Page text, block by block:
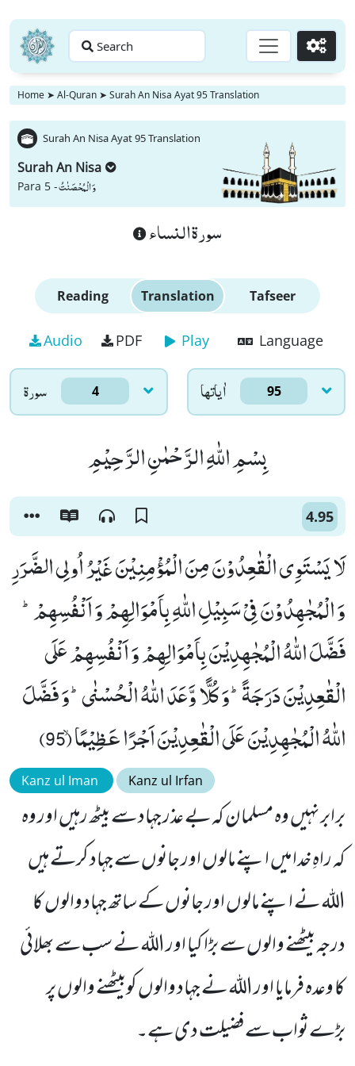
Search Go
Home ➤ Al-Quran ➤ Surah An Nisa Ayat 95 Translation
Surah An Nisa Ayat 95 Translation
Surah An Nisa
Para 5 -وَ الْمُحْصَنٰتُ
سورة النساء
Reading Translation Tafseer
Audio PDF Play Language
سورۃ 4 اٰياتها 95
بِسْمِ اللّٰهِ الرَّحْمٰنِ الرَّحِیْمِ
4.95
لَا یَسْتَوِی الْقٰعِدُوْنَ مِنَ الْمُؤْمِنِیْنَ غَیْرُ اُولِی الضَّرَرِ
وَ الْمُجٰهِدُوْنَ فِیْ سَبِیْلِ اللّٰهِ بِاَمْوَالِهِمْ وَ اَنْفُسِهِمْؕ-
فَضَّلَ اللّٰهُ الْمُجٰهِدِیْنَ بِاَمْوَالِهِمْ وَ اَنْفُسِهِمْ عَلَى
الْقٰعِدِیْنَ دَرَجَةًؕ-وَ كُلًّا وَّعَدَ اللّٰهُ الْحُسْنٰىؕ-وَ فَضَّلَ
اللّٰهُ الْمُجٰهِدِیْنَ عَلَى الْقٰعِدِیْنَ اَجْرًا عَظِیْمًاۙ (95)
Kanz ul Iman Kanz ul Irfan
برابر نہیں وہ مسلمان کہ بے عذر جہاد سے بیٹھ رہیں اور وہ
کہ راہِ خدا میں اپنے مالوں اور جانوں سے جہاد کرتے ہیں
اللہ نے اپنے مالوں اور جانوں کے ساتھ جہاد والوں کا
درجہ بیٹھنے والوں سے بڑا کیا اور اللہ نے سب سے بھلائی
کا وعدہ فرمایا اور اللہ نے جہاد والوں کوبیٹھنے والوں پر
بڑے ثواب سے فضیلت دی ہے۔